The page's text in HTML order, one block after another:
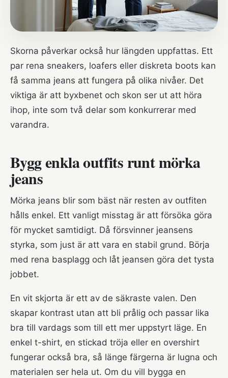
Skorna påverkar också hur längden uppfattas. Ett
par rena sneakers, loafers eller diskreta boots kan
få samma jeans att fungera på olika nivåer. Det
viktiga är att byxbenet och skon ser ut att höra
ihop, inte som två delar som konkurrerar med
varandra.
Bygg enkla outfits runt mörka
jeans
Mörka jeans blir som bäst när resten av outfiten
hålls enkel. Ett vanligt misstag är att försöka göra
för mycket samtidigt. Då försvinner jeansens
styrka, som just är att vara en stabil grund. Börja
med rena basplagg och låt jeansen göra det tysta
jobbet.
En vit skjorta är ett av de säkraste valen. Den
skapar kontrast utan att bli prålig och passar lika
bra till vardags som till ett mer uppstyrt läge. En
enkel t-shirt, en stickad tröja eller en overshirt
fungerar också bra, så länge färgerna är lugna och
materialen ser hela ut. Om du vill bygga en